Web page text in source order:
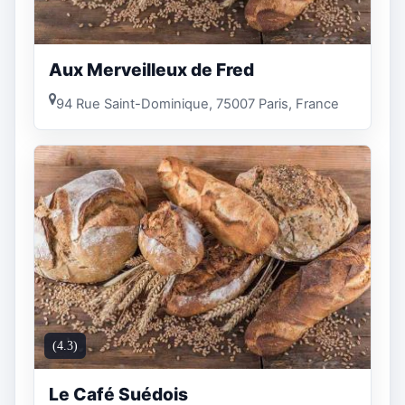
Aux Merveilleux de Fred
94 Rue Saint-Dominique, 75007 Paris, France
(4.3)
Le Café Suédois